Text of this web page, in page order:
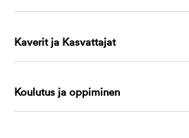
Kaverit ja Kasvattajat
Koulutus ja oppiminen